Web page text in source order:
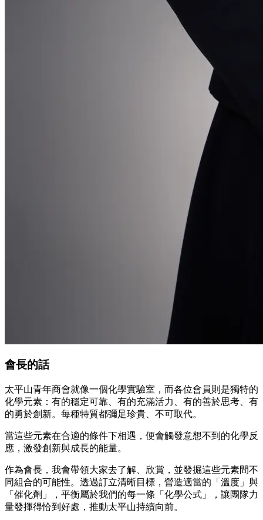
會長的話
太平山青年商會就像一個化學實驗室，而各位會員則是獨特的
化學元素：有的穩定可靠、有的充滿活力、有的善於思考、有
的勇於創新。每種特質都彌足珍貴、不可取代。
當這些元素在合適的條件下相遇，便會觸發意想不到的化學反
應，激發創新與成長的能量。
作為會長，我會帶領大家去了解、欣賞，並發掘這些元素間不
同組合的可能性。透過訂立清晰目標，營造適當的「溫度」與
「催化劑」，平衡屬於我們的每一條「化學公式」，讓團隊力
量發揮得恰到好處，推動太平山持續向前。